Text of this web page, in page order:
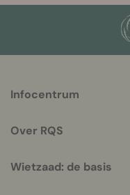
helpful
Infocentrum
Over RQS
Wietzaad: de basis